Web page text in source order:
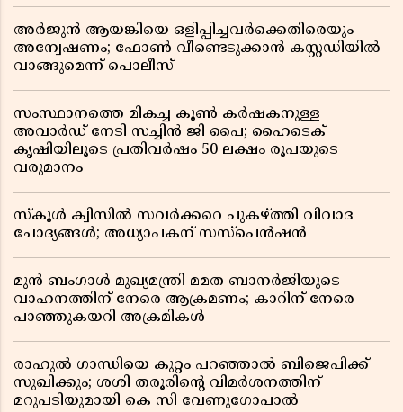
അർജുൻ ആയങ്കിയെ ഒളിപ്പിച്ചവർക്കെതിരെയും
അന്വേഷണം; ഫോൺ വീണ്ടെടുക്കാൻ കസ്റ്റഡിയിൽ
വാങ്ങുമെന്ന് പൊലീസ്
സംസ്ഥാനത്തെ മികച്ച കൂൺ കർഷകനുള്ള
അവാർഡ് നേടി സച്ചിൻ ജി പൈ; ഹൈടെക്
കൃഷിയിലൂടെ പ്രതിവർഷം 50 ലക്ഷം രൂപയുടെ
വരുമാനം
സ്കൂൾ ക്വിസിൽ സവർക്കറെ പുകഴ്ത്തി വിവാദ
ചോദ്യങ്ങൾ; അധ്യാപകന് സസ്പെൻഷൻ
മുൻ ബംഗാൾ മുഖ്യമന്ത്രി മമത ബാനർജിയുടെ
വാഹനത്തിന് നേരെ ആക്രമണം; കാറിന് നേരെ
പാഞ്ഞുകയറി അക്രമികൾ
രാഹുൽ ഗാന്ധിയെ കുറ്റം പറഞ്ഞാൽ ബിജെപിക്ക്
സുഖിക്കും; ശശി തരൂരിന്റെ വിമർശനത്തിന്
മറുപടിയുമായി കെ സി വേണുഗോപാൽ